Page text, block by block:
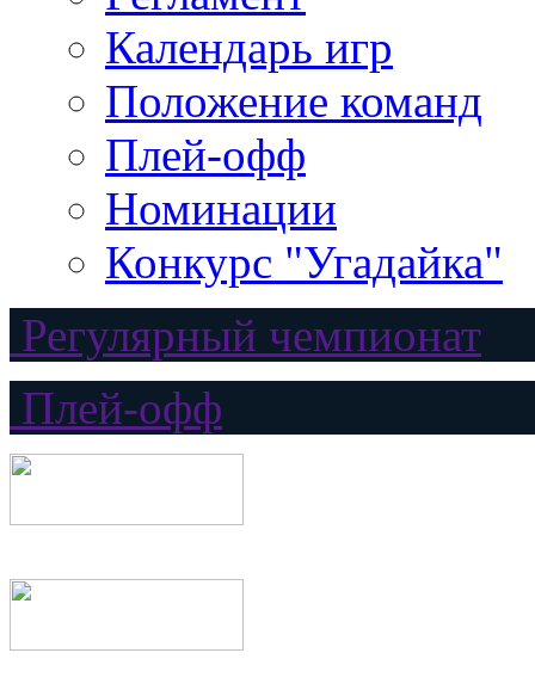
Календарь игр
Положение команд
Плей-офф
Номинации
Конкурс "Угадайка"
Регулярный чемпионат
Плей-офф